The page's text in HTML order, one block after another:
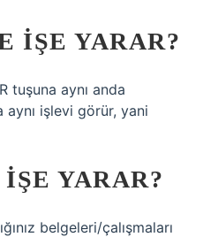
IŞE YARAR?
tuşuna aynı anda
aynı işlevi görür, yani
YARAR?
belgeleri/çalışmaları